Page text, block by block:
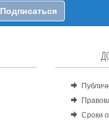
Подписаться
Сроки